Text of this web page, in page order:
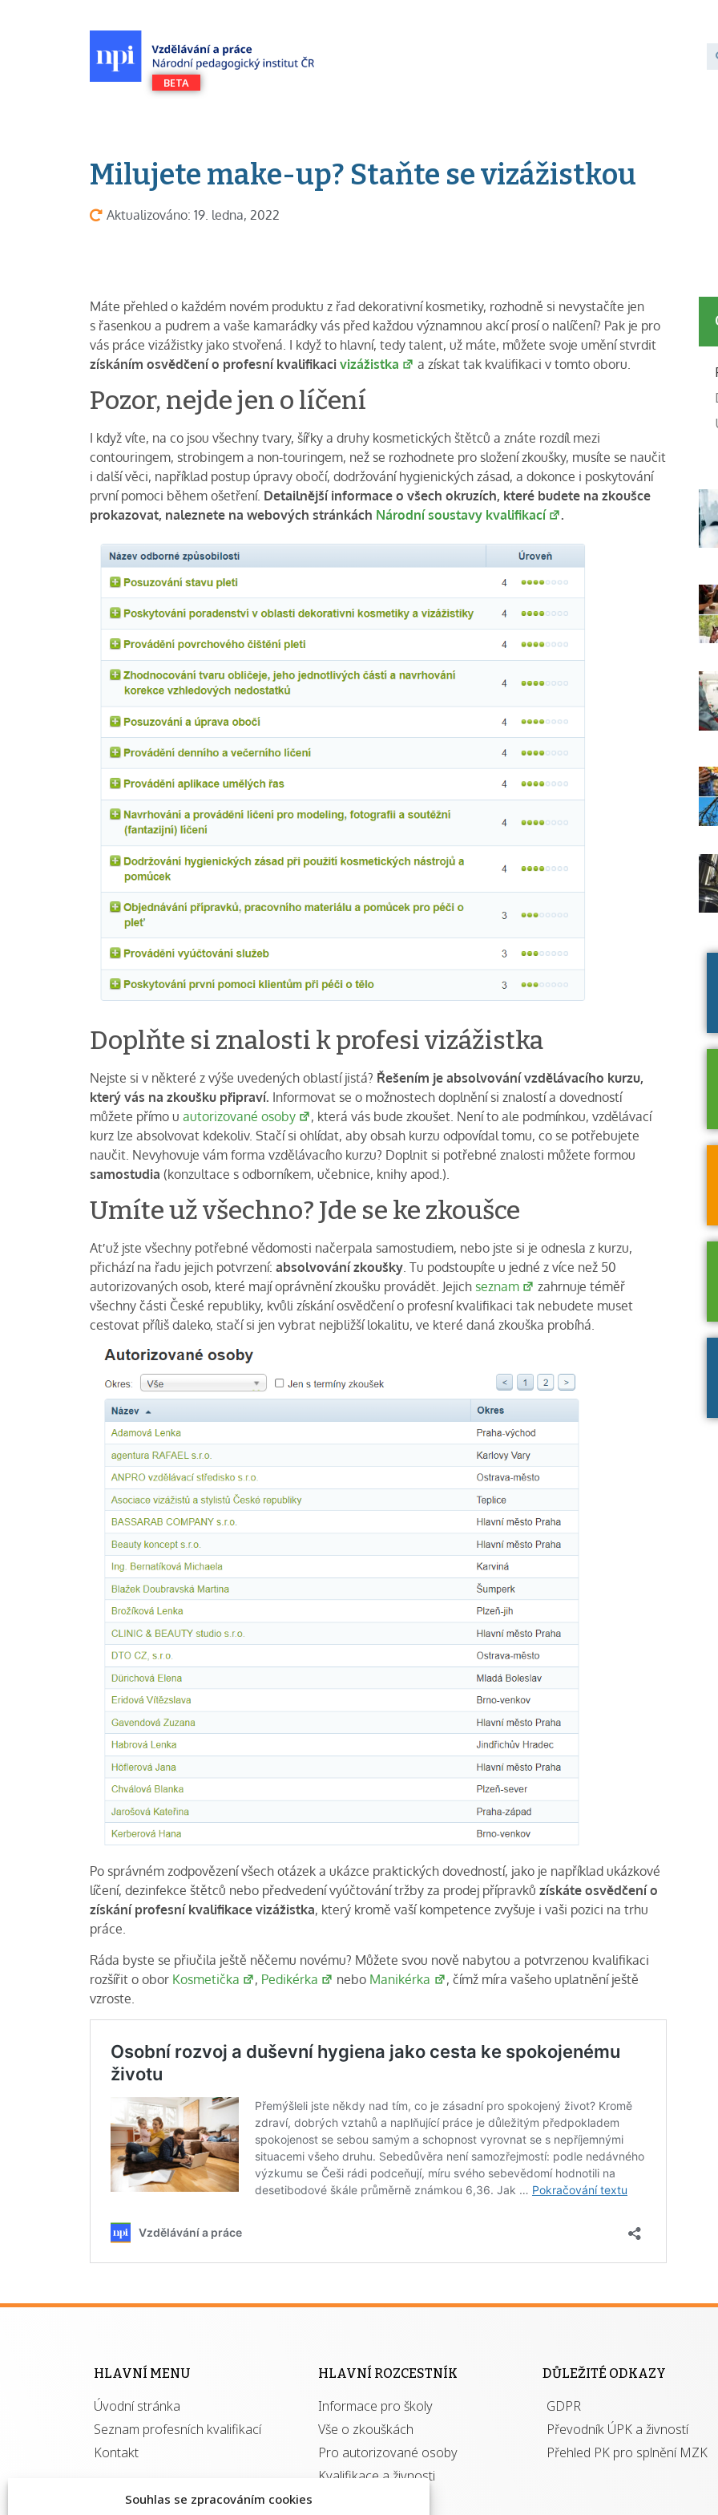
Souhlas se zpracováním cookies
Milujete make-up? Staňte se vizážistkou
Aktualizováno: 19. ledna, 2022
Máte přehled o každém novém produktu z řad dekorativní kosmetiky, rozhodně si nevystačíte jen
s řasenkou a pudrem a vaše kamarádky vás před každou významnou akcí prosí o nalíčení? Pak je pro
vás práce vizážistky jako stvořená. I když to hlavní, tedy talent, už máte, můžete svoje umění stvrdit
získáním osvědčení o profesní kvalifikaci vizážistka a získat tak kvalifikaci v tomto oboru.
Pozor, nejde jen o líčení
I když víte, na co jsou všechny tvary, šířky a druhy kosmetických štětců a znáte rozdíl mezi
contouringem, strobingem a non-touringem, než se rozhodnete pro složení zkoušky, musíte se naučit
i další věci, například postup úpravy obočí, dodržování hygienických zásad, a dokonce i poskytování
první pomoci během ošetření. Detailnější informace o všech okruzích, které budete na zkoušce
prokazovat, naleznete na webových stránkách Národní soustavy kvalifikací .
Doplňte si znalosti k profesi vizážistka
Nejste si v některé z výše uvedených oblastí jistá? Řešením je absolvování vzdělávacího kurzu,
který vás na zkoušku připraví. Informovat se o možnostech doplnění si znalostí a dovedností
můžete přímo u autorizované osoby
, která vás bude zkoušet. Není to ale podmínkou, vzdělávací
kurz lze absolvovat kdekoliv. Stačí si ohlídat, aby obsah kurzu odpovídal tomu, co se potřebujete
naučit. Nevyhovuje vám forma vzdělávacího kurzu? Doplnit si potřebné znalosti můžete formou
samostudia (konzultace s odborníkem, učebnice, knihy apod.).
Umíte už všechno? Jde se ke zkoušce
Ať už jste všechny potřebné vědomosti načerpala samostudiem, nebo jste si je odnesla z kurzu,
přichází na řadu jejich potvrzení: absolvování zkoušky. Tu podstoupíte u jedné z více než 50
autorizovaných osob, které mají oprávnění zkoušku provádět. Jejich seznam
zahrnuje téměř
všechny části České republiky, kvůli získání osvědčení o profesní kvalifikaci tak nebudete muset
cestovat příliš daleko, stačí si jen vybrat nejbližší lokalitu, ve které daná zkouška probíhá.
Po správném zodpovězení všech otázek a ukázce praktických dovedností, jako je například ukázkové
líčení, dezinfekce štětců nebo předvedení vyúčtování tržby za prodej přípravků získáte osvědčení o
získání profesní kvalifikace vizážistka, který kromě vaší kompetence zvyšuje i vaši pozici na trhu
práce.
Ráda byste se přiučila ještě něčemu novému? Můžete svou nově nabytou a potvrzenou kvalifikaci
rozšířit o obor Kosmetička , Pedikérka nebo Manikérka
, čímž míra vašeho uplatnění ještě
vzroste.
HLAVNÍ MENU
Úvodní stránka
Seznam profesních kvalifikací
Kontakt
HLAVNÍ ROZCESTNÍK
Informace pro školy
Vše o zkouškách
Pro autorizované osoby
Kvalifikace a živnosti
DŮLEŽITÉ ODKAZY
GDPR
Převodník ÚPK a živností
Přehled PK pro splnění MZK